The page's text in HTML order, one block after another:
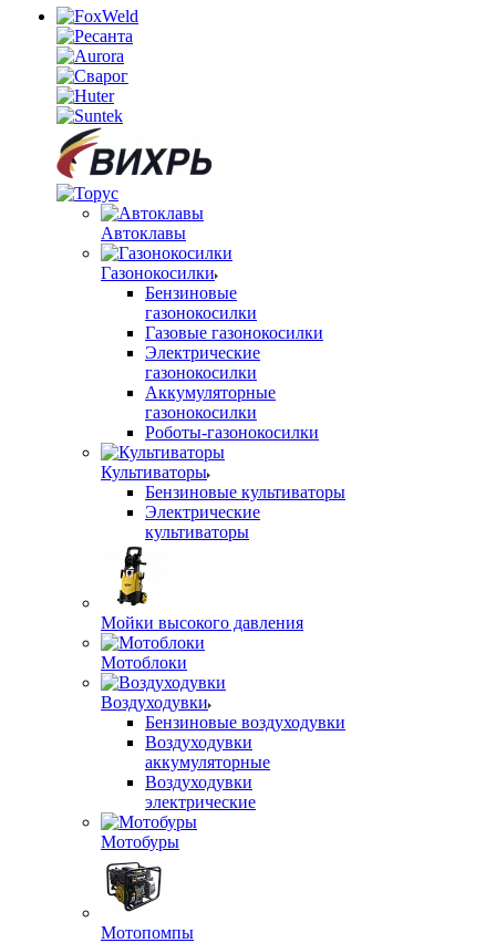
Автоклавы
Газонокосилки
Бензиновые
газонокосилки
Газовые газонокосилки
Электрические
газонокосилки
Аккумуляторные
газонокосилки
Роботы-газонокосилки
Культиваторы
Бензиновые культиваторы
Электрические
культиваторы
Мойки высокого давления
Мотоблоки
Воздуходувки
Бензиновые воздуходувки
Воздуходувки
аккумуляторные
Воздуходувки
электрические
Мотобуры
Мотопомпы